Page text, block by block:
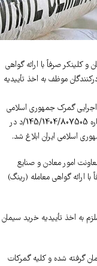
۱۴۰۴ صادرات سیمان و کلینکر صرفاً با ارائه گواهی
موظف به اخذ تأییدیه
اجرایی گمرک جمهوری اسلامی
ایران درخصوص صادرات سیمان و کلینکر خاکستری با شماره 145/1404/807505/د در
امور معادن و صنایع
ارائه گواهی معامله (رینگ)
صادرکنندگان ملزم به اخذ تأییدیه خرید سیمان
گرفته شده و کلیه گمرکات